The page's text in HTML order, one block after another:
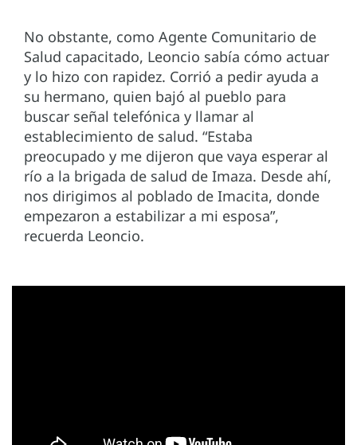
No obstante, como Agente Comunitario de
Salud capacitado, Leoncio sabía cómo actuar
y lo hizo con rapidez. Corrió a pedir ayuda a
su hermano, quien bajó al pueblo para
buscar señal telefónica y llamar al
establecimiento de salud. “Estaba
preocupado y me dijeron que vaya esperar al
río a la brigada de salud de Imaza. Desde ahí,
nos dirigimos al poblado de Imacita, donde
empezaron a estabilizar a mi esposa”,
recuerda Leoncio.